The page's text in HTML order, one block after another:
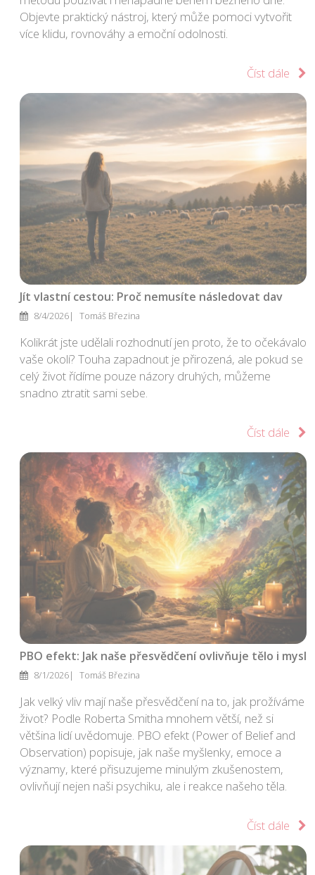
Objevte praktický nástroj, který může pomoci vytvořit
více klidu, rovnováhy a emoční odolnosti.
Číst dále
Jít vlastní cestou: Proč nemusíte následovat dav
8/4/2026 Tomáš Březina
Kolikrát jste udělali rozhodnutí jen proto, že to očekávalo
vaše okolí? Touha zapadnout je přirozená, ale pokud se
celý život řídíme pouze názory druhých, můžeme
snadno ztratit sami sebe.
Číst dále
PBO efekt: Jak naše přesvědčení ovlivňuje tělo i mysl
8/1/2026 Tomáš Březina
Jak velký vliv mají naše přesvědčení na to, jak prožíváme
život? Podle Roberta Smitha mnohem větší, než si
většina lidí uvědomuje. PBO efekt (Power of Belief and
Observation) popisuje, jak naše myšlenky, emoce a
významy, které přisuzujeme minulým zkušenostem,
ovlivňují nejen naši psychiku, ale i reakce našeho těla.
Číst dále